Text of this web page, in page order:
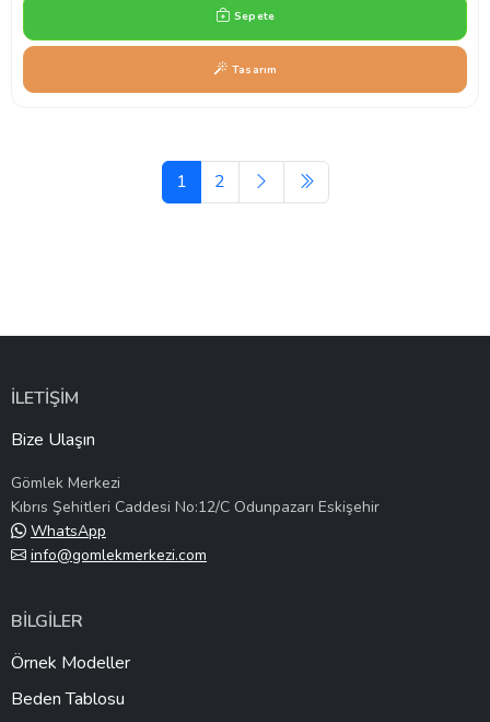
Sepete
Tasarım
1 2
İLETİŞİM
Bize Ulaşın
Gömlek Merkezi
Kıbrıs Şehitleri Caddesi No:12/C Odunpazarı Eskişehir
WhatsApp
info@gomlekmerkezi.com
BİLGİLER
Örnek Modeller
Beden Tablosu